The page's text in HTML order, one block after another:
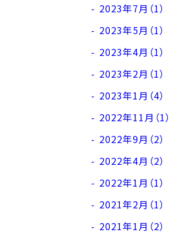
2023年7月（1）
2023年5月（1）
2023年4月（1）
2023年2月（1）
2023年1月（4）
2022年11月（1）
2022年9月（2）
2022年4月（2）
2022年1月（1）
2021年2月（1）
2021年1月（2）